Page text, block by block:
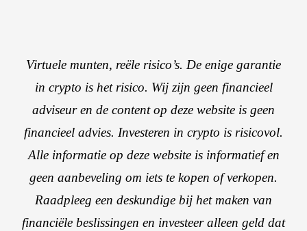
Virtuele munten, reële risico’s. De enige garantie
in crypto is het risico. Wij zijn geen financieel
adviseur en de content op deze website is geen
financieel advies. Investeren in crypto is risicovol.
Alle informatie op deze website is informatief en
geen aanbeveling om iets te kopen of verkopen.
Raadpleeg een deskundige bij het maken van
financiële beslissingen en investeer alleen geld dat